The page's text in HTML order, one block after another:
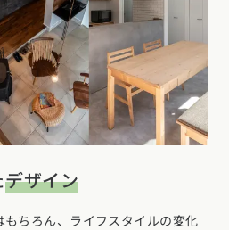
デザイン
ちろん、ライフスタイルの変化